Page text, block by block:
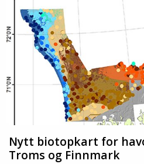
Nytt biotopkart for
Troms og Finnmark